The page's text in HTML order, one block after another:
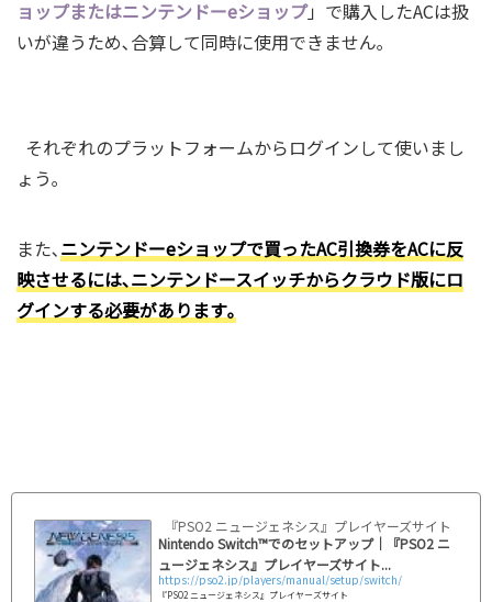
ョップまたはニンテンドーeショップ」で購入したACは扱
いが違うため､合算して同時に使用できません｡
それぞれのプラットフォームからログインして使いまし
ょう｡
また､ ニンテンドーeショップで買ったAC引換券をACに反
映させるには､ニンテンドースイッチからクラウド版にロ
グインする必要があります｡
『PSO2 ニュージェネシス』プレイヤーズサイト｜
Nintendo Switch™でのセットアップ｜『PSO2 ニ
ュージェネシス』プレイヤーズサイト...
https://pso2.jp/players/manual/setup/switch/
『PSO2 ニュージェネシス』プレイヤーズサイト